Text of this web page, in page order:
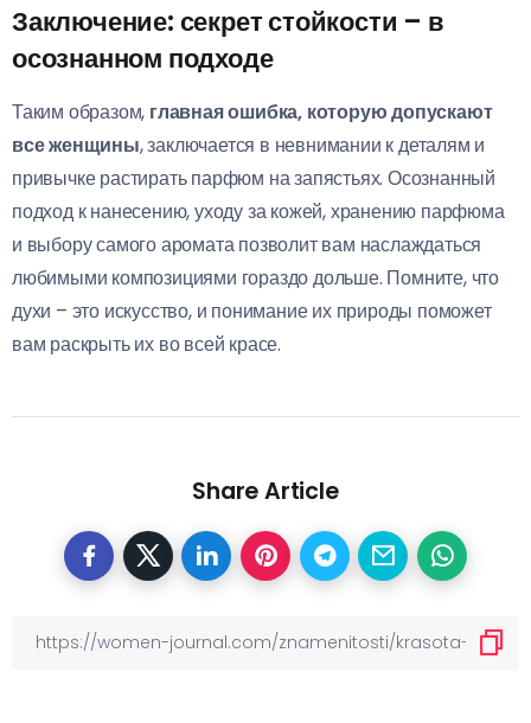
Заключение: секрет стойкости – в
осознанном подходе
Таким образом, главная ошибка, которую допускают
все женщины, заключается в невнимании к деталям и
привычке растирать парфюм на запястьях. Осознанный
подход к нанесению, уходу за кожей, хранению парфюма
и выбору самого аромата позволит вам наслаждаться
любимыми композициями гораздо дольше. Помните, что
духи – это искусство, и понимание их природы поможет
вам раскрыть их во всей красе.
Share Article